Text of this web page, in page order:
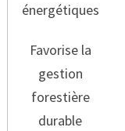
énergétiques
Favorise la
gestion
forestière
durable